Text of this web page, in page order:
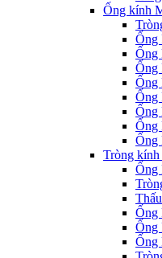
Ống kính
Ống
Ống
Ống
Ống
Ống
Ống
Ống
Ống
Tròng kính
Ống
Ống
Ống
Ống